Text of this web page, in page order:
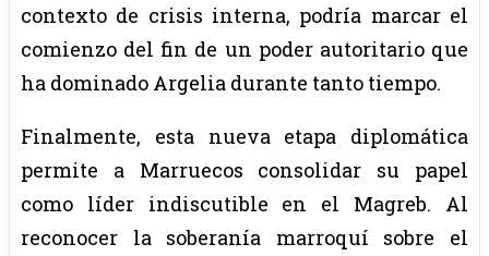
contexto de crisis interna, podría marcar el
comienzo del fin de un poder autoritario que
ha dominado Argelia durante tanto tiempo.
Finalmente, esta nueva etapa diplomática
permite a Marruecos consolidar su papel
como líder indiscutible en el Magreb. Al
reconocer la soberanía marroquí sobre el